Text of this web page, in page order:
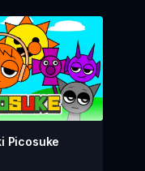
Picosuke